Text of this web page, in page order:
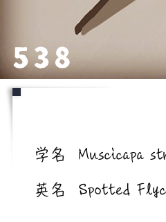
538
学名 Muscicapa
英名 Spotted